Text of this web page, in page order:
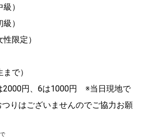
）
）
限定）
で）
2000円、6は1000円 ※当日現地で
りはございませんのでご協力お願